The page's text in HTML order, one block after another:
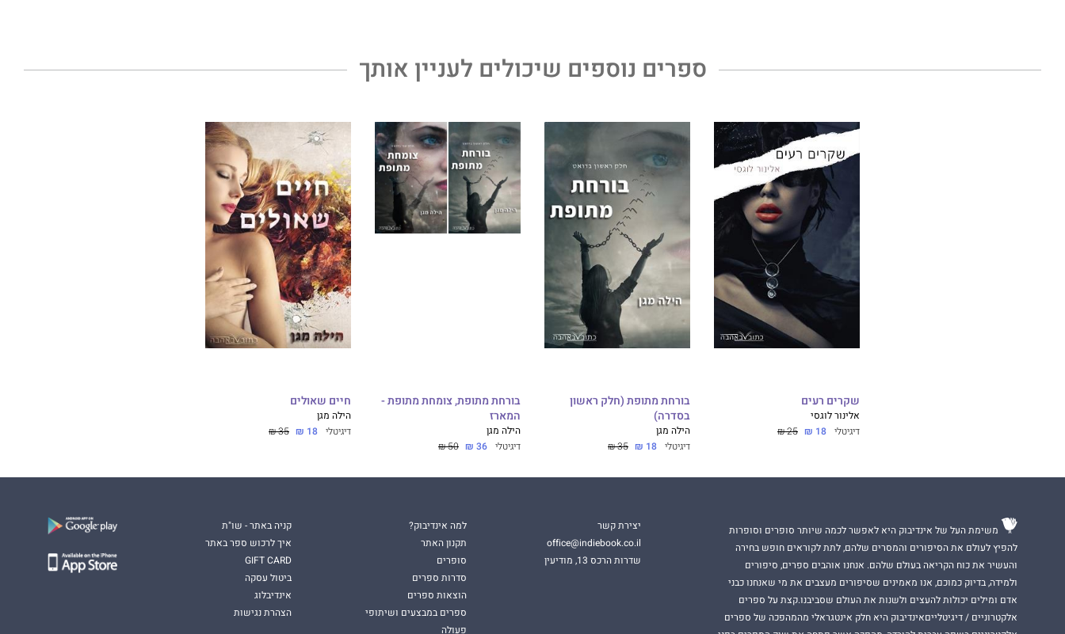
להצלחה רבה, ובורחת מתופת- חלקו הראשון של הדואט.
ספרים נוספים שיכולים לעניין אותך
שקרים רעים
אלינור לוגסי
דיגיטלי 18 ₪
25 ₪
בורחת מתופת (חלק ראשון
בסדרה)
הילה מגן
דיגיטלי 18 ₪
35 ₪
בורחת מתופת, צומחת מתופת -
המארז
הילה מגן
דיגיטלי 36 ₪
50 ₪
חיים שאולים
הילה מגן
דיגיטלי 18 ₪
35 ₪
משימת העל של אינדיבוק היא לאפשר לכמה שיותר סופרים וסופרות
להפיץ לעולם את הסיפורים והמסרים שלהם, לתת לקוראים חופש בחירה
והעשיר את כוח הקריאה בעולם שלהם. אנחנו אוהבים ספרים, סיפורים
ולמידה, בדיוק כמוכם, אנו מאמינים שסיפורים מעצבים את מי שאנחנו כבני
אדם ומילים יכולות להעצים ולשנות את העולם שסביבנו.קצת על ספרים
אלקטרוניים / דיגיטלייםאינדיבוק היא חלק אינטגראלי מהמהפכה של ספרים
יצירת קשר
office@indiebook.co.il
שדרות הרכס 13, מודיעין
למה אינדיבוק?
תקנון האתר
סופרים
סדרות ספרים
הוצאות ספרים
ספרים במבצעים ושיתופי
פעולה
קניה באתר - שו"ת
איך לרכוש ספר באתר
GIFT CARD
ביטול עסקה
אינדיבלוג
הצהרת נגישות